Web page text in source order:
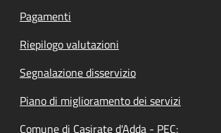
Pagamenti
Riepilogo valutazioni
Segnalazione disservizio
Piano di miglioramento dei servizi
Comune di Casirate d'Adda - PEC: